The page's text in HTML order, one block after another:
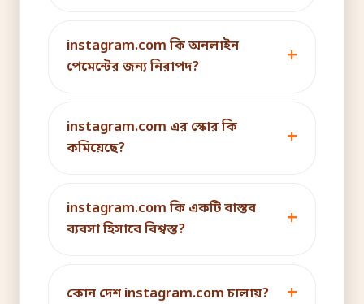
instagram.com কি অনলাইন
পেমেন্টের জন্য নিরাপদ?
instagram.com এর স্কোর কি
কমিয়েছে?
instagram.com কি একটি বাস্তব
ব্যবসা হিসাবে বিশ্বস্ত?
কোন দেশ instagram.com চালায়?